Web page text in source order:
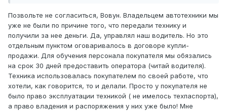
Позвольте не согласиться, Вовун. Владельцем автотехники мы
уже не были по причине того, что передали технику и
получили за нее деньги. Да, управлял наш водитель. Но это
отдельным пунктом оговаривалось в договоре купли-
продажи. Для обучения персонала покупателя мы обязались
на срок 30 дней предоставить оператора (читай водителя).
Техника использовалась покупателем по своей работе, что
хотели, как говорится, то и делали. Просто у покупателя не
было право эксплуатации техникой ( не имелось техпаспорта),
а право владения и распоряжения у них уже было! Мне